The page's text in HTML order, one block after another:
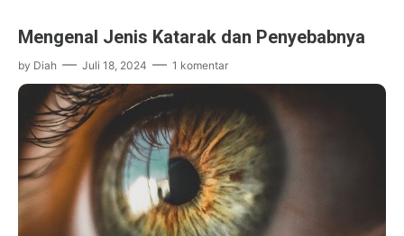
Mengenal Jenis Katarak dan Penyebabnya
by Diah Juli 18, 2024 1 komentar